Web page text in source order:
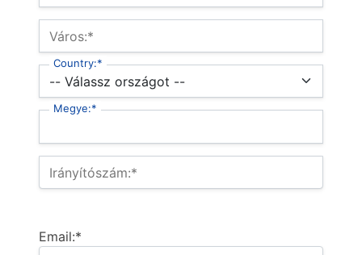
Város:*
Country:*
Megye:*
Irányítószám:*
Email:*